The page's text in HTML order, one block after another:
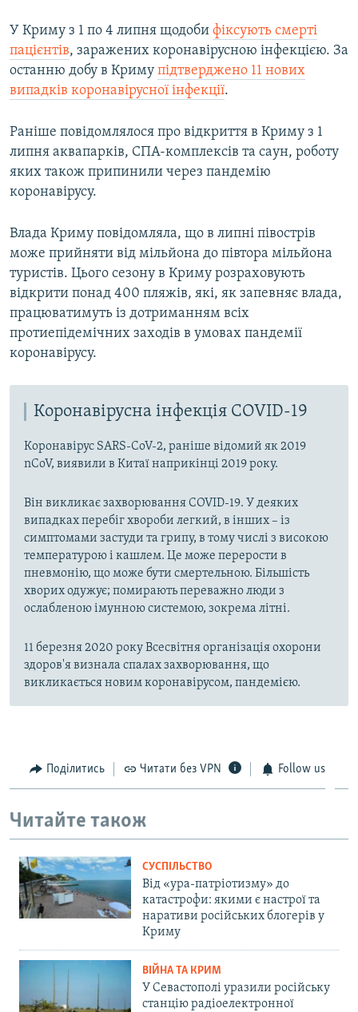
У Криму з 1 по 4 липня щодоби фіксують смерті
пацієнтів, заражених коронавірусною інфекцією. За
останню добу в Криму підтверджено 11 нових
випадків коронавірусної інфекції.
Раніше повідомлялося про відкриття в Криму з 1
липня аквапарків, СПА-комплексів та саун, роботу
яких також припинили через пандемію
коронавірусу.
Влада Криму повідомляла, що в липні півострів
може прийняти від мільйона до півтора мільйона
туристів. Цього сезону в Криму розраховують
відкрити понад 400 пляжів, які, як запевняє влада,
працюватимуть із дотриманням всіх
протиепідемічних заходів в умовах пандемії
коронавірусу.
Коронавірусна інфекція COVID-19
Коронавірус SARS-CoV-2, раніше відомий як 2019
nCoV, виявили в Китаї наприкінці 2019 року.
Він викликає захворювання COVID-19. У деяких
випадках перебіг хвороби легкий, в інших – із
симптомами застуди та грипу, в тому числі з високою
температурою і кашлем. Це може перерости в
пневмонію, що може бути смертельною. Більшість
хворих одужує; помирають переважно люди з
ослабленою імунною системою, зокрема літні.
11 березня 2020 року Всесвітня організація охорони
здоров'я визнала спалах захворювання, що
викликається новим коронавірусом, пандемією.
Поділитись Читати без VPN Follow us
Читайте також
СУСПІЛЬСТВО
Від «ура-патріотизму» до
катастрофи: якими є настрої та
наративи російських блогерів у
Криму
ВІЙНА ТА КРИМ
У Севастополі уразили російську
станцію радіоелектронної